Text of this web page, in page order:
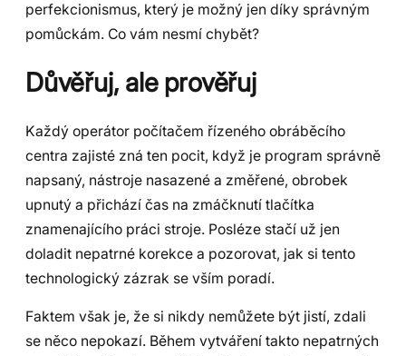
perfekcionismus, který je možný jen díky správným
pomůckám. Co vám nesmí chybět?
Důvěřuj, ale prověřuj
Každý operátor počítačem řízeného obráběcího
centra zajisté zná ten pocit, když je program správně
napsaný, nástroje nasazené a změřené, obrobek
upnutý a přichází čas na zmáčknutí tlačítka
znamenajícího práci stroje. Posléze stačí už jen
doladit nepatrné korekce a pozorovat, jak si tento
technologický zázrak se vším poradí.
Faktem však je, že si nikdy nemůžete být jistí, zdali
se něco nepokazí. Během vytváření takto nepatrných